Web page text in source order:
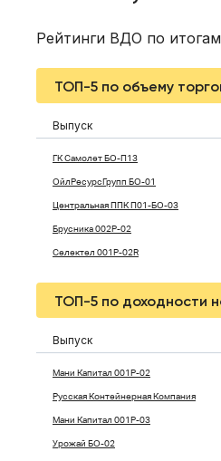
Рейтинги ВДО по
ТОП-5 по объему
Выпуск
ГК Самолет БО-П13
ОйлРесурсГрупп БО-01
Центральная ППК П01-БО-03
Брусника 002Р-02
Селектел 001P-02R
ТОП-5 по доходности
Выпуск
Мани Капитал 001P-02
Русская Контейнерная Компания
Мани Капитал 001P-03
Урожай БО-02